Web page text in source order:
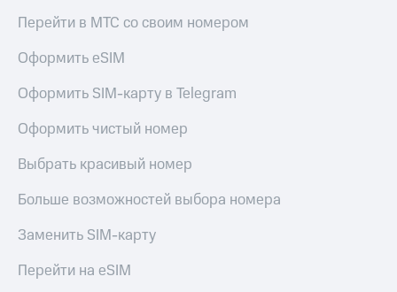
Перейти в МТС со своим номером
Оформить eSIM
Оформить SIM-карту в Telegram
Оформить чистый номер
Выбрать красивый номер
Больше возможностей выбора номера
Заменить SIM-карту
Перейти на eSIM